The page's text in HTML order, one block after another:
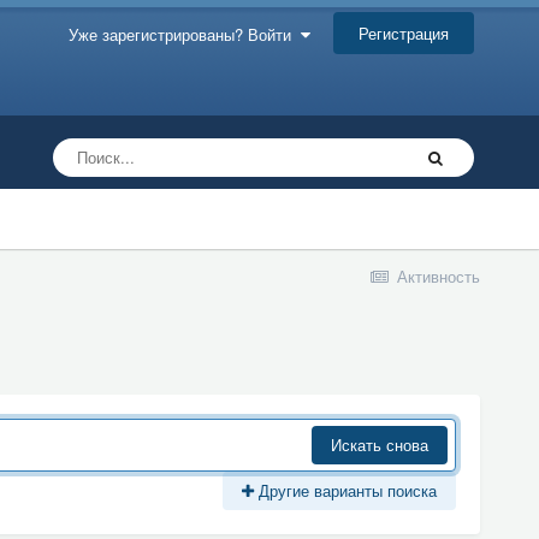
Уже зарегистрированы? Войти Регистрация
Активность
Искать снова
Другие варианты поиска